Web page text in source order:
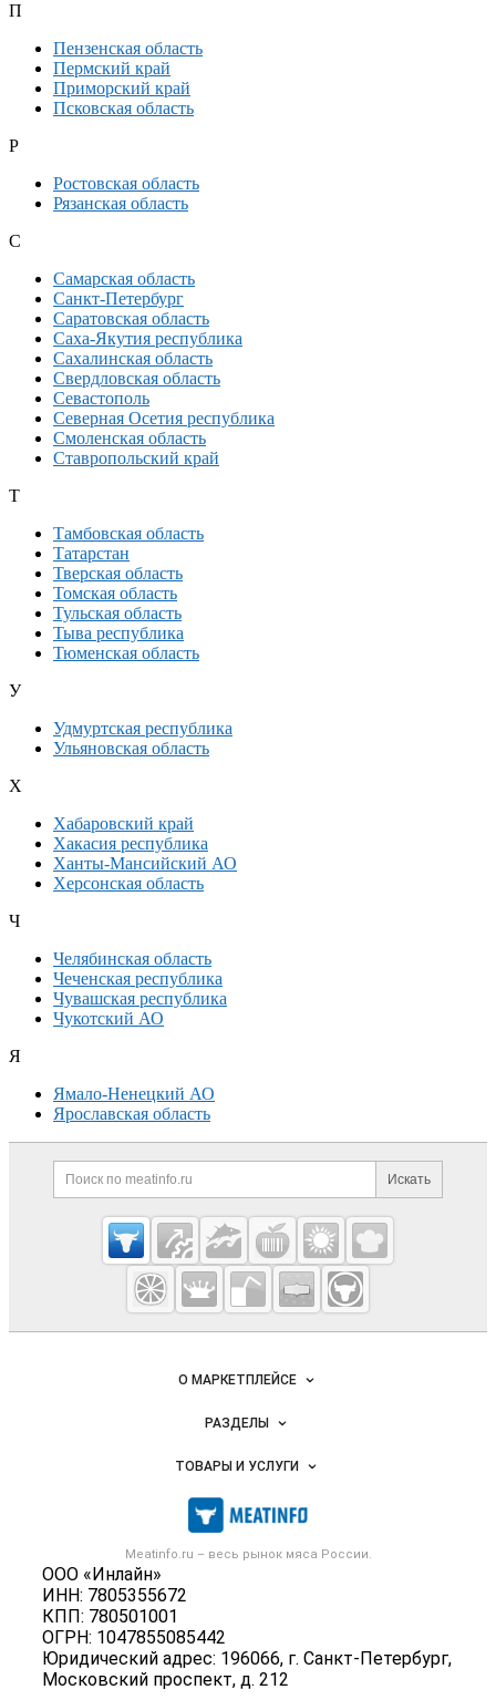
П
Пензенская область
Пермский край
Приморский край
Псковская область
Р
Ростовская область
Рязанская область
С
Самарская область
Санкт-Петербург
Саратовская область
Саха-Якутия республика
Сахалинская область
Свердловская область
Севастополь
Северная Осетия республика
Смоленская область
Ставропольский край
Т
Тамбовская область
Татарстан
Тверская область
Томская область
Тульская область
Тыва республика
Тюменская область
У
Удмуртская республика
Ульяновская область
Х
Хабаровский край
Хакасия республика
Ханты-Мансийский АО
Херсонская область
Ч
Челябинская область
Чеченская республика
Чувашская республика
Чукотский АО
Я
Ямало-Ненецкий АО
Ярославская область
Дополнительная информация
Поиск по сайту и
Искать
Cсылки на полезные проекты
Meatinfo.ru —
мясо и
мясопродукты
Важные разделы и контакты
Meatinfo.ru – весь рынок мяса России.
ООО «Инлайн»
ИНН: 7805355672
КПП: 780501001
ОГРН: 1047855085442
Юридический адрес: 196066, г. Санкт-Петербург,
Московский проспект, д. 212
Навигация по сайтуО МАРКЕТПЛЕЙСЕ
Новости Meatinfo.ru
Размещение рекламы
Публичная оферта
Контактная информация
Политика обработки персональных данных
РАЗДЕЛЫ
Объявления
Новости рынка
Мониторинг
Вакансии
ТОВАРЫ И УСЛУГИ
Мясо, мясопродукты
Скот в живом весе
Колбасы, сосиски, деликатесы
Мясные полуфабрикаты
Мясные снеки
Яйца